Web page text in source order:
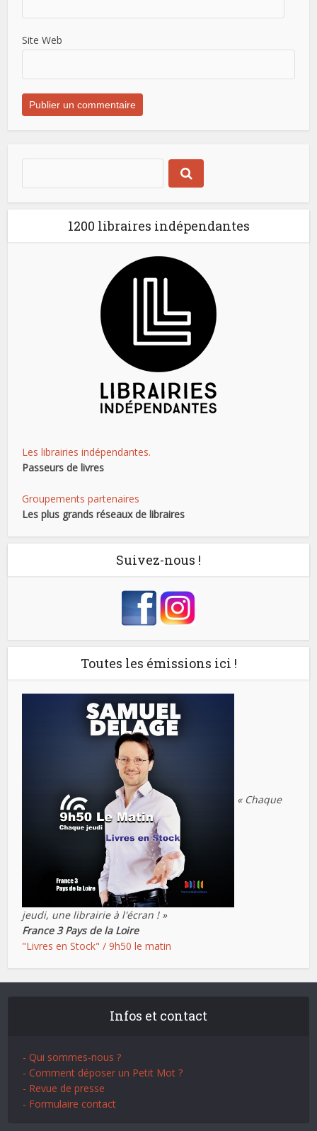
Site Web
1200 libraires indépendantes
Les librairies indépendantes.
Passeurs de livres
Groupements partenaires
Les plus grands réseaux de libraires
Suivez-nous !
Toutes les émissions ici !
« Chaque
jeudi, une librairie à l'écran ! »
France 3 Pays de la Loire
"Livres en Stock" / 9h50 le matin
Infos et contact
- Qui sommes-nous ?
- Comment déposer un Petit Mot ?
- Revue de presse
- Formulaire contact